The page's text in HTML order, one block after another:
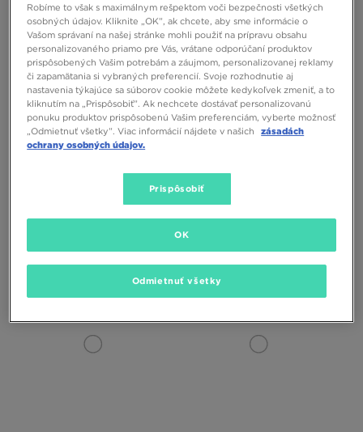
ONLY AT
MCKENZIE BUNDA ZIMNÁ CINDER
NIKE BUNDA ZIMNÁ K NSW TF ADP
PUFFER COLORBLOCK
Robíme to však s maximálnym rešpektom voči bezpečnosti všetkých
osobných údajov. Kliknite „OK”, ak chcete, aby sme informácie o
Vašom správaní na našej stránke mohli použiť na prípravu obsahu
personalizovaného priamo pre Vás, vrátane odporúčaní produktov
prispôsobených Vašim potrebám a záujmom, personalizovanej reklamy
či zapamätania si vybraných preferencií. Svoje rozhodnutie aj
nastavenia týkajúce sa súborov cookie môžete kedykoľvek zmeniť, a to
kliknutím na „Prispôsobiť”. Ak nechcete dostávať personalizovanú
ponuku produktov prispôsobenú Vašim preferenciám, vyberte možnosť
„Odmietnuť všetky”. Viac informácií nájdete v našich
zásadách
ochrany osobných údajov.
Prispôsobiť
Odmietnuť všetky
OK